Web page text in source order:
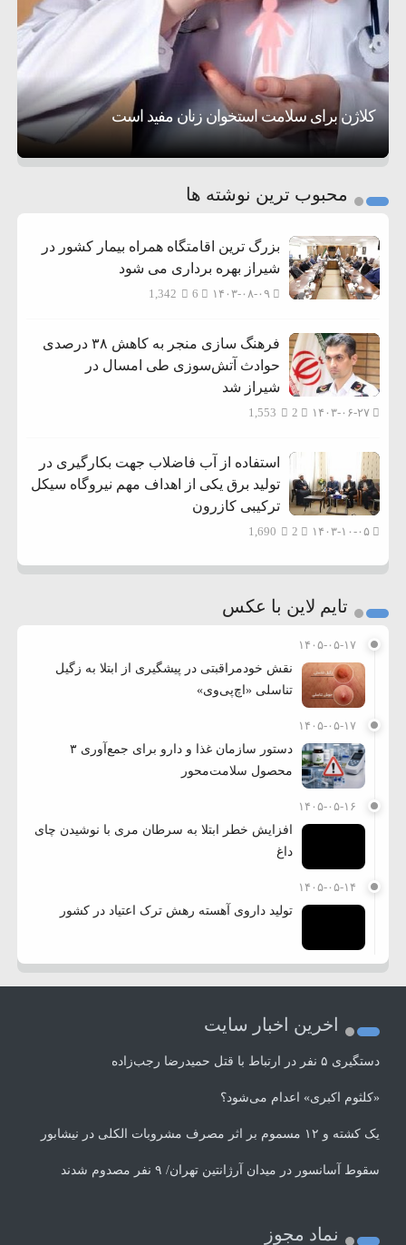
واهی و کذب محض است
زمان و تاریخ مذاکرات آمریکا و ایران هنوز نهایی ۲۰:۳۹
وزیر جنگ آمریکا: ماشین جنگی ما آماده حمله
نظامی علیه ایران است
۶:۵۰
موافقت ترامپ با لغو حمله به ایران ۶:۲۱
کلاژن برای سلامت استخوان زنان مفید است
کمک خورشید به رفع ناترازی برق
تحسین کارگردان «جنگ و صلح» از سینمای ایران؛ روایتی از
عشق عمیق به مردم
3
محبوب ترین نوشته ها
بزرگ ترین اقامتگاه همراه بیمار کشور در
شیراز بهره برداری می شود
۱۴۰۳-۰۸-۰۹ 1,342
فرهنگ سازی منجر به کاهش ۳۸ درصدی
حوادث آتش‌سوزی طی امسال در
شیراز شد
۱۴۰۳-۰۶-۲۷ 1,553
استفاده از آب فاضلاب جهت بکارگیری در
تولید برق یکی از اهداف مهم نیروگاه سیکل
ترکیبی کازرون
۱۴۰۳-۱۰-۰۵ 1,690
تایم لاین با عکس
۱۴۰۵-۰۵-۱۷
نقش خودمراقبتی در پیشگیری از ابتلا به زگیل
تناسلی «اچ‌پی‌وی»
۱۴۰۵-۰۵-۱۷
دستور سازمان غذا و دارو برای جمع‌آوری ۳
محصول سلامت‌محور
۱۴۰۵-۰۵-۱۶
افزایش خطر ابتلا به سرطان مری با نوشیدن چای
داغ
۱۴۰۵-۰۵-۱۴
تولید داروی آهسته رهش ترک اعتیاد در کشور
اخرین اخبار سایت
دستگیری ۵ نفر در ارتباط با قتل حمیدرضا رجب‌زاده
«کلثوم اکبری» اعدام می‌شود؟
یک کشته و ۱۲ مسموم بر اثر مصرف مشروبات الکلی در نیشابور
سقوط آسانسور در میدان آرژانتین تهران/ ۹ نفر مصدوم شدند
نماد مجوز